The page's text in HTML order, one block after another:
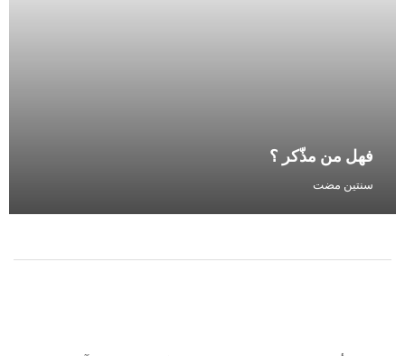
فهل من مذّكر ؟
سنتين مضت